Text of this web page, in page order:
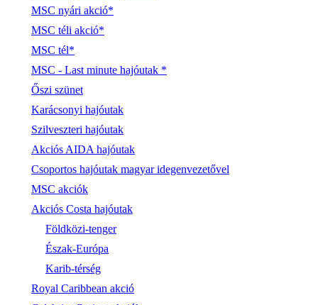
MSC nyári akció*
MSC téli akció*
MSC tél*
MSC - Last minute hajóutak *
Őszi szünet
Karácsonyi hajóutak
Szilveszteri hajóutak
Akciós AIDA hajóutak
Csoportos hajóutak magyar idegenvezetővel
MSC akciók
Akciós Costa hajóutak
Földközi-tenger
Észak-Európa
Karib-térség
Royal Caribbean akció